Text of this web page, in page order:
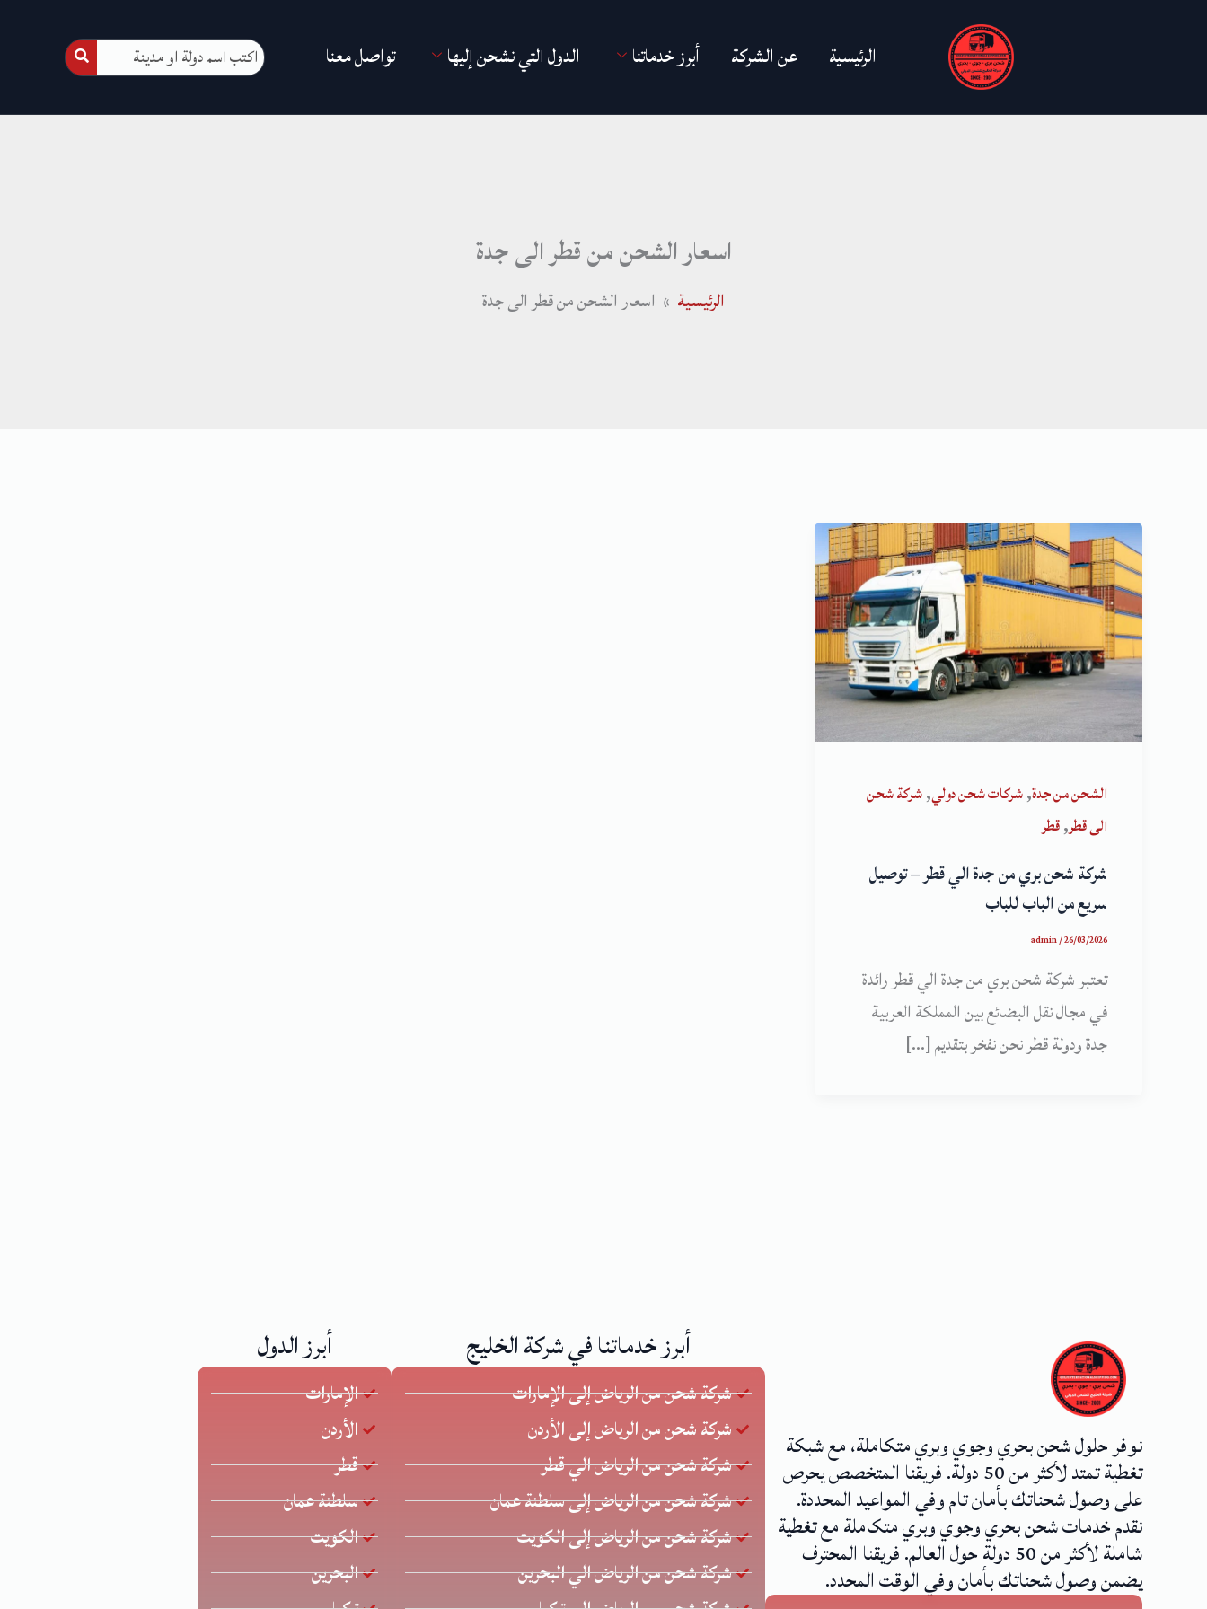
الرئيسية عن الشركة أبرز خدماتنا الدول التي نشحن إليها تواصل معنا
اسعار الشحن من قطر الى جدة
الرئيسية اسعار الشحن من قطر الى جدة
الشحن من جدة,شركات شحن دولي,شركة شحن
الى قطر,قطر
شركة شحن بري من جدة الي قطر – توصيل
سريع من الباب للباب
admin/26/03/2026
تعتبر شركة شحن بري من جدة الي قطر رائدة
في مجال نقل البضائع بين المملكة العربية
جدة ودولة قطر نحن نفخر بتقديم […]
نوفر حلول شحن بحري وجوي وبري متكاملة، مع شبكة
تغطية تمتد لأكثر من 50 دولة. فريقنا المتخصص يحرص
على وصول شحناتك بأمان تام وفي المواعيد المحددة.
نقدم خدمات شحن بحري وجوي وبري متكاملة مع تغطية
شاملة لأكثر من 50 دولة حول العالم. فريقنا المحترف
يضمن وصول شحناتك بأمان وفي الوقت المحدد.
أبرز خدماتنا في شركة الخليج
شركة شحن من الرياض إلى الإمارات
شركة شحن من الرياض إلى الأردن
شركة شحن من الرياض الي قطر
شركة شحن من الرياض إلى سلطنة عمان
شركة شحن من الرياض إلى الكويت
شركة شحن من الرياض الي البحرين
أبرز الدول
الإمارات
الأردن
قطر
سلطنة عمان
الكويت
البحرين